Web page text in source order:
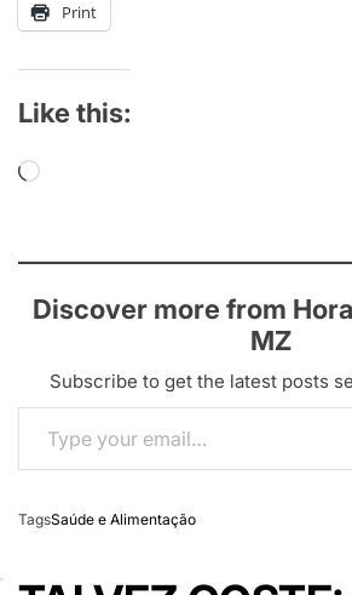
Print
Like this:
Loading…
Discover more from
MZ
Subscribe to get the latest posts
Type your email…
TagsSaúde e Alimentação